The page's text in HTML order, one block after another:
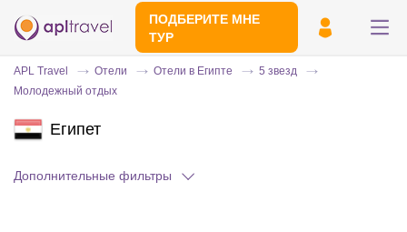
ПОДБЕРИТЕ МНЕ
ТУР
APL Travel Отели Отели в Египте
5 звезд
Молодежный отдых
Египет
Дополнительные фильтры